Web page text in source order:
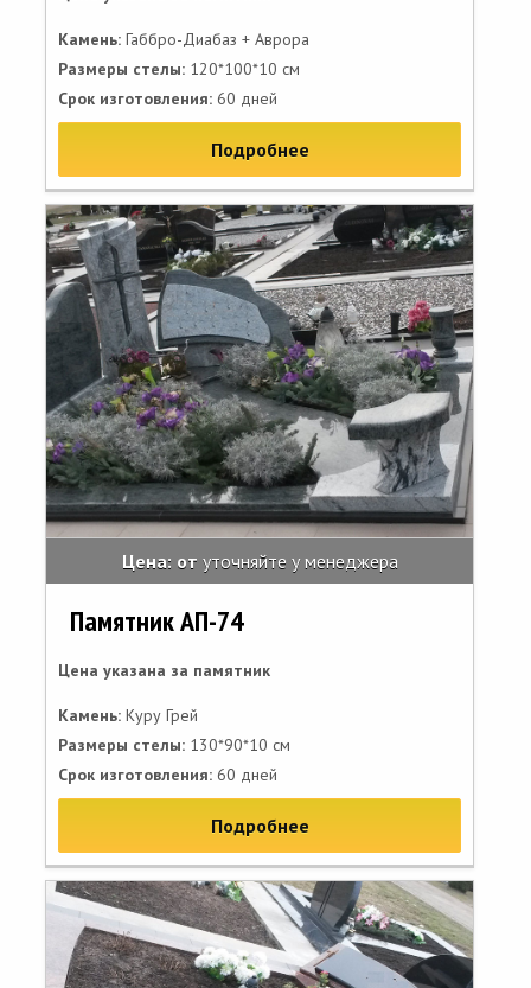
Камень: Габбро-Диабаз + Аврора
Размеры стелы: 120*100*10 см
Срок изготовления: 60 дней
Подробнее
Цена: от уточняйте у менеджера
Памятник АП-74
Цена указана за памятник
Камень: Куру Грей
Размеры стелы: 130*90*10 см
Срок изготовления: 60 дней
Подробнее